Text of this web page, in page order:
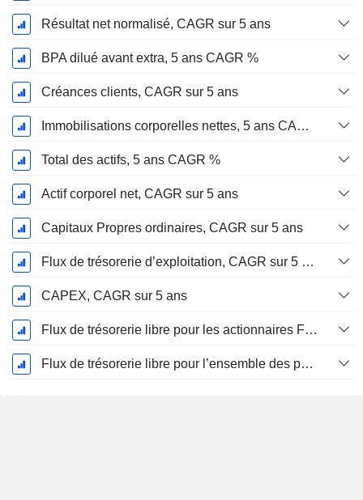
Résultat net normalisé, CAGR sur 5 ans
BPA dilué avant extra, 5 ans CAGR %
Créances clients, CAGR sur 5 ans
Immobilisations corporelles nettes, 5 ans CAGR %
Total des actifs, 5 ans CAGR %
Actif corporel net, CAGR sur 5 ans
Capitaux Propres ordinaires, CAGR sur 5 ans
Flux de trésorerie d’exploitation, CAGR sur 5 ans
CAPEX, CAGR sur 5 ans
Flux de trésorerie libre pour les actionnaires FCFE, CAGR sur 5 ans
Flux de trésorerie libre pour l’ensemble des pourvoyeurs de fonds (créanciers et actionnaires) FCFF, CAGR sur 5 ans